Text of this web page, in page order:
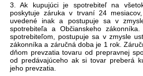
3. Ak kupujúci je spotrebiteľ na
poskytuje záruka v trvaní 24
uvedené inak a postupuje sa v
spotrebiteľa a Občianskeho
spotrebiteľom, postupuje sa v zmysle
zákonníka a záručná doba je 1 rok.
dňom prevzatia tovaru od prepravnej
od predávajúceho ak si tovar preberá
jeho prevzatia.